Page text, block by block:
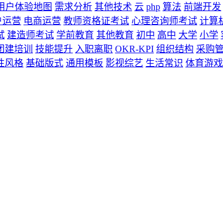
户体验地图 需求分析 其他技术 云 php 算法 前端开发
运营 电商运营 教师资格证考试 心理咨询师考试 计算
建造师考试 学前教育 其他教育 初中 高中 大学 小学
建培训 技能提升 入职离职 OKR-KPI 组织结构 采购
风格 基础版式 通用模板 影视综艺 生活常识 体育游戏